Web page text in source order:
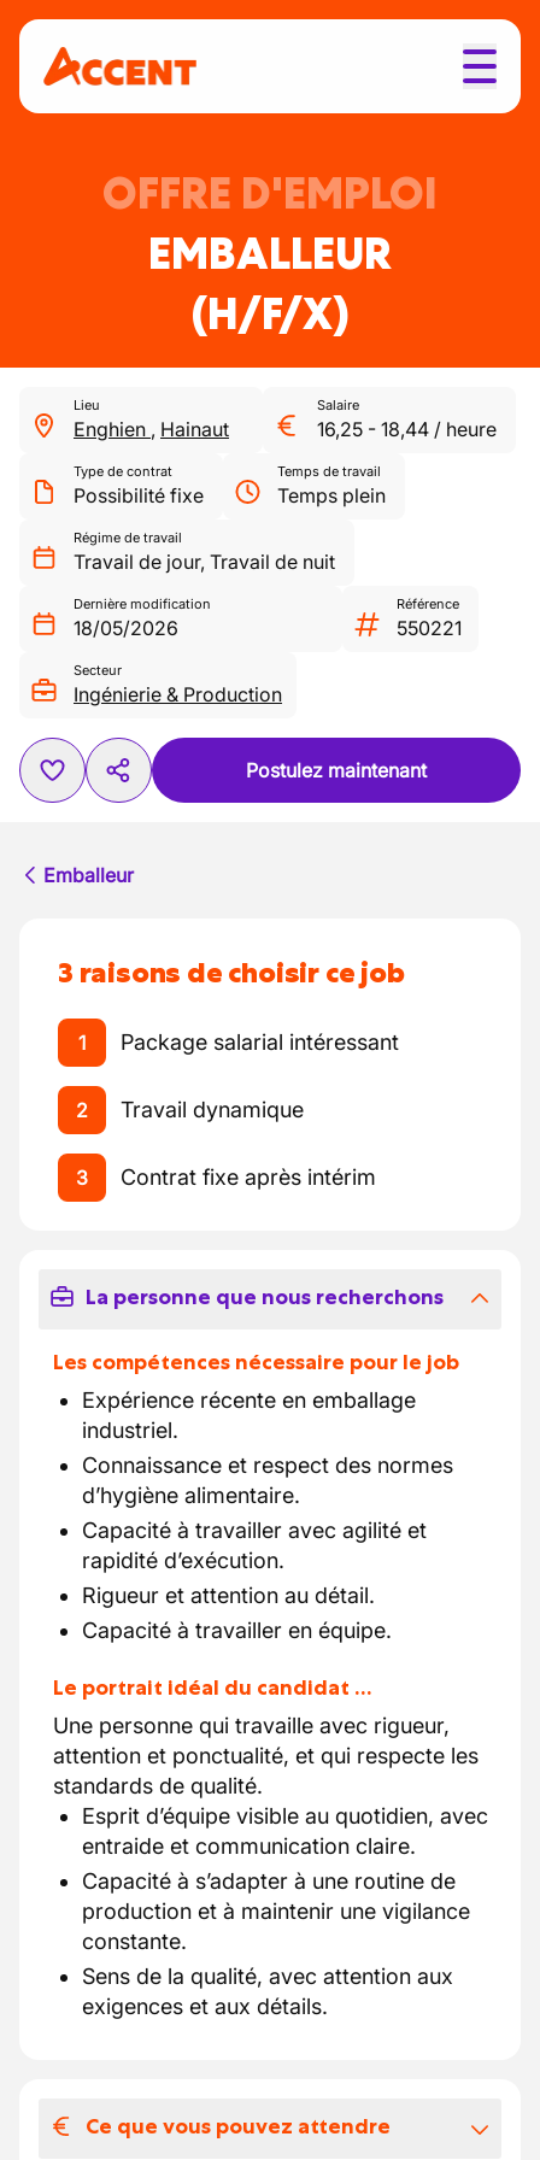
OFFRE D'EMPLOI
EMBALLEUR
(H/F/X)
Lieu
Enghien , Hainaut
Salaire
16,25 - 18,44 / heure
Type de contrat
Possibilité fixe
Temps de travail
Temps plein
Régime de travail
Travail de jour, Travail de nuit
Dernière modification
18/05/2026
Référence
550221
Secteur
Ingénierie & Production
Postulez maintenant
Emballeur
3 raisons de choisir ce job
1 Package salarial intéressant
2 Travail dynamique
3 Contrat fixe après intérim
La personne que nous recherchons
Les compétences nécessaire pour le job
Expérience récente en emballage
industriel.
Connaissance et respect des normes
d’hygiène alimentaire.
Capacité à travailler avec agilité et
rapidité d’exécution.
Rigueur et attention au détail.
Capacité à travailler en équipe.
Le portrait idéal du candidat …
Une personne qui travaille avec rigueur,
attention et ponctualité, et qui respecte les
standards de qualité.
Esprit d’équipe visible au quotidien, avec
entraide et communication claire.
Capacité à s’adapter à une routine de
production et à maintenir une vigilance
constante.
Sens de la qualité, avec attention aux
exigences et aux détails.
Ce que vous pouvez attendre